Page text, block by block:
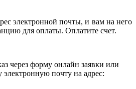
электронной почты, и вам на него
для оплаты. Оплатите счет.
через форму онлайн заявки или
электронную почту на адрес: